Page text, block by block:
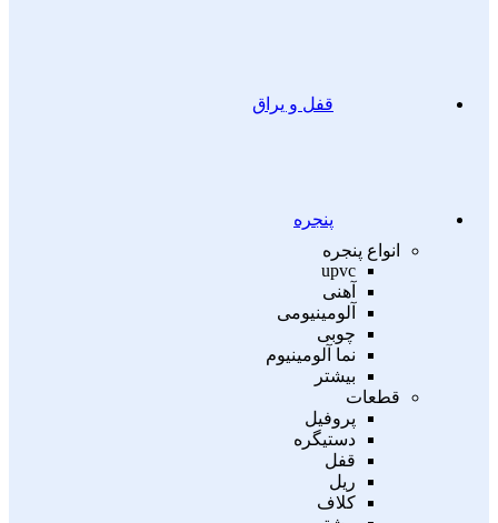
قفل و یراق
پنجره
انواع پنجره
upvc
آهنی
آلومینیومی
چوبی
نما آلومینیوم
بیشتر
قطعات
پروفیل
دستیگره
قفل
ریل
کلاف